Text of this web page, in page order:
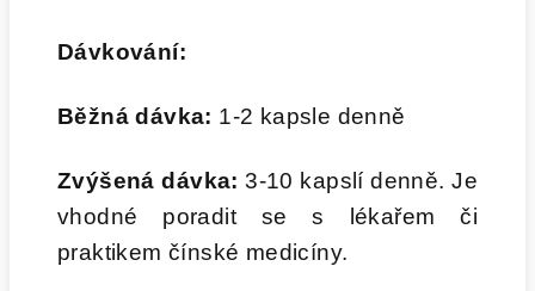
Dávkování:
Běžná dávka: 1-2 kapsle denně
Zvýšená dávka:3-10 kapslí denně.Je
vhodné poradit se s lékařem či
praktikem čínské medicíny.